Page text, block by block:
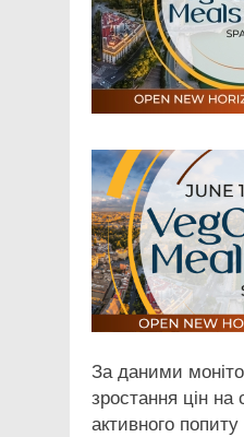
За даними
зростання цін
активного